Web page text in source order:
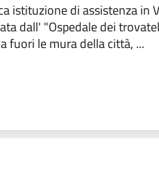
istituzione di assistenza in
dall' "Ospedale dei
fuori le mura della città, ...